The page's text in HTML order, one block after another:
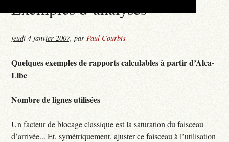
Exemples d’analyses
jeudi 4 janvier 2007,parPaul Courbis
Quelques exemples de rapports calculables à partir d’Alca-
Libe
Nombre de lignes utilisées
Un facteur de blocage classique est la saturation du faisceau
d’arrivée... Et, symétriquement, ajuster ce faisceau à l’utilisation